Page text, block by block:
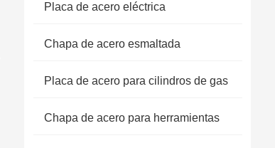
Placa de acero eléctrica
Chapa de acero esmaltada
Placa de acero para cilindros de gas
Chapa de acero para herramientas